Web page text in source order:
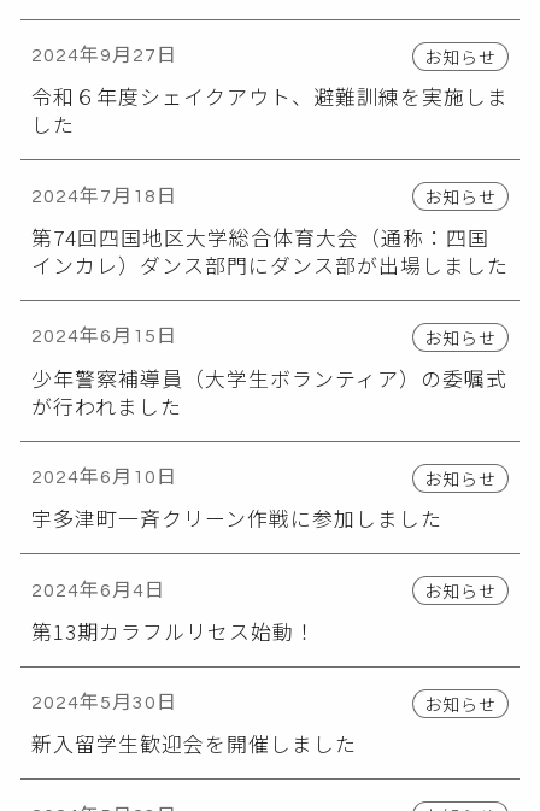
2024年9月27日 お知らせ
令和６年度シェイクアウト、避難訓練を実施しま
した
2024年7月18日 お知らせ
第74回四国地区大学総合体育大会（通称：四国
インカレ）ダンス部門にダンス部が出場しました
2024年6月15日 お知らせ
少年警察補導員（大学生ボランティア）の委嘱式
が行われました
2024年6月10日 お知らせ
宇多津町一斉クリーン作戦に参加しました
2024年6月4日 お知らせ
第13期カラフルリセス始動！
2024年5月30日 お知らせ
新入留学生歓迎会を開催しました